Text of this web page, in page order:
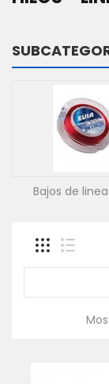
GAFAS
CAJAS,
Y
TEXTIL
BOTAS
Especial